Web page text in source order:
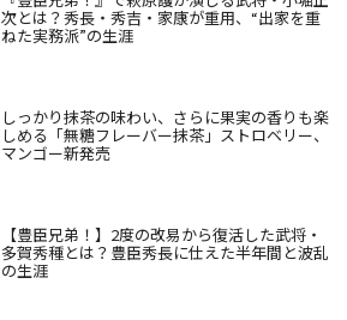
次とは？秀長・秀吉・家康が重用、“出家を重
ねた実務派”の生涯
しっかり抹茶の味わい、さらに果実の香りも楽
しめる「無糖フレーバー抹茶」ストロベリー、
マンゴー新発売
【豊臣兄弟！】2度の改易から復活した武将・
多賀秀種とは？豊臣秀長に仕えた半年間と波乱
の生涯